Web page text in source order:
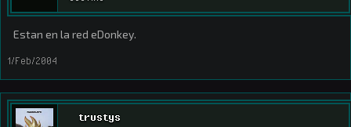
Estan en la red eDonkey.
1/Feb/2004
trustys